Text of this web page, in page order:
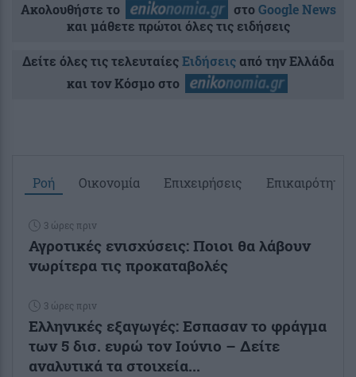
Ακολουθήστε το στοGoogle News
και μάθετε πρώτοι όλες τις ειδήσεις
Δείτε όλες τις τελευταίεςΕιδήσειςαπό την Ελλάδα
και τον Κόσμο στο
Ροή Οικονομία Επιχειρήσεις Επικαιρότητα
3 ώρες πριν
Αγροτικές ενισχύσεις: Ποιοι θα λάβουν
νωρίτερα τις προκαταβολές
3 ώρες πριν
Ελληνικές εξαγωγές: Εσπασαν το φράγμα
των 5 δισ. ευρώ τον Ιούνιο – Δείτε
αναλυτικά τα στοιχεία...